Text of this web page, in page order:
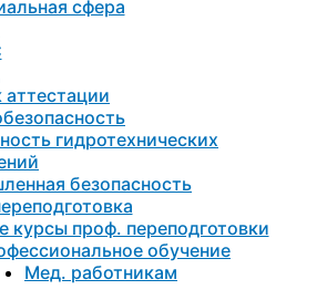
сфера
aттестации
гидротехнических
безопасность
курсы проф. переподготовки
обучение
Мед. работникам